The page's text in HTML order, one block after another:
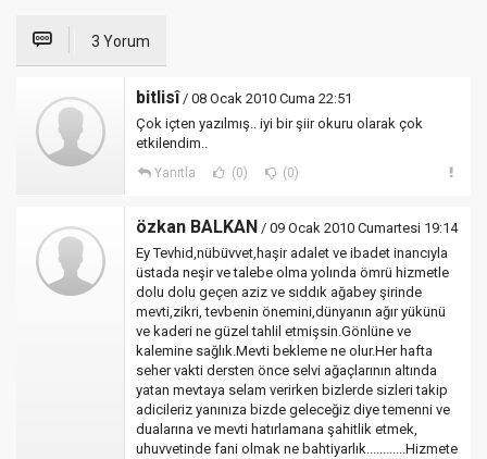
3 Yorum
bitlisî / 08 Ocak 2010 Cuma 22:51
Çok içten yazılmış.. iyi bir şiir okuru olarak çok
etkilendim..
Yanıtla (0) (0)
özkan BALKAN / 09 Ocak 2010 Cumartesi 19:14
Ey Tevhid,nübüvvet,haşir adalet ve ibadet inancıyla
üstada neşir ve talebe olma yolında ömrü hizmetle
dolu dolu geçen aziz ve sıddık ağabey şirinde
mevti,zikri, tevbenin önemini,dünyanın ağır yükünü
ve kaderi ne güzel tahlil etmişsin.Gönlüne ve
kalemine sağlık.Mevti bekleme ne olur.Her hafta
seher vakti dersten önce selvi ağaçlarının altında
yatan mevtaya selam verirken bizlerde sizleri takip
adicileriz yanınıza bizde geleceğiz diye temenni ve
dualarına ve mevti hatırlamana şahitlik etmek,
uhuvvetinde fani olmak ne bahtiyarlık............Hizmete